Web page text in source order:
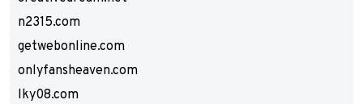
n2315.com
getwebonline.com
onlyfansheaven.com
lky08.com